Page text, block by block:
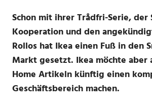
Schon mit ihrer Trådfri-Serie, der
Kooperation und den
Rollos hat Ikea einen Fuß in den
Markt gesetzt. Ikea möchte aber
Home Artikeln künftig einen
Geschäftsbereich machen.